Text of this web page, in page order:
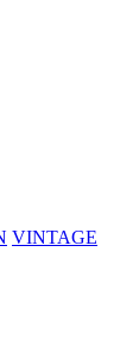
VINTAGE